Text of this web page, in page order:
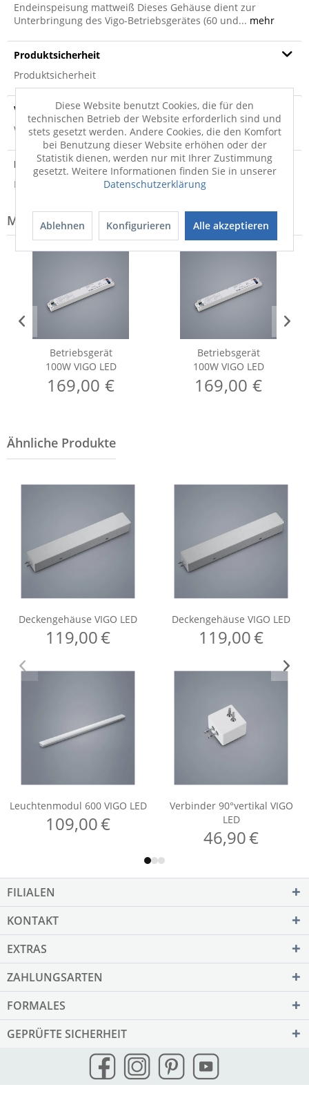
Endeinspeisung mattweiß Dieses Gehäuse dient zur
Unterbringung des Vigo-Betriebsgerätes (60 und... mehr
Produktsicherheit
Produktsicherheit
Versandinfo
Weitere Informationen zum Versand...
Entsorgungshinweis
Hinweis zur Entsorgung von Elektrogeräten
Modell-Familie: VIGO
Betriebsgerät
100W VIGO LED
169,00 €
Betriebsgerät
100W VIGO LED
169,00 €
FILIALEN
KONTAKT
EXTRAS
ZAHLUNGSARTEN
FORMALES
GEPRÜFTE SICHERHEIT
Diese Website benutzt Cookies, die für den
technischen Betrieb der Website erforderlich sind und
stets gesetzt werden. Andere Cookies, die den Komfort
bei Benutzung dieser Website erhöhen oder der
Statistik dienen, werden nur mit Ihrer Zustimmung
gesetzt. Weitere Informationen finden Sie in unserer
Datenschutzerklärung
Ablehnen Konfigurieren Alle akzeptieren